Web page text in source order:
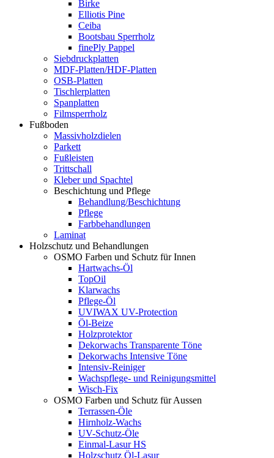
Birke
Elliotis Pine
Ceiba
Bootsbau Sperrholz
finePly Pappel
Siebdruckplatten
MDF-Platten/HDF-Platten
OSB-Platten
Tischlerplatten
Spanplatten
Filmsperrholz
Fußboden
Massivholzdielen
Parkett
Fußleisten
Trittschall
Kleber und Spachtel
Beschichtung und Pflege
Behandlung/Beschichtung
Pflege
Farbbehandlungen
Laminat
Holzschutz und Behandlungen
OSMO Farben und Schutz für Innen
Hartwachs-Öl
TopOil
Klarwachs
Pflege-Öl
UVIWAX UV-Protection
Öl-Beize
Holzprotektor
Dekorwachs Transparente Töne
Dekorwachs Intensive Töne
Intensiv-Reiniger
Wachspflege- und Reinigungsmittel
Wisch-Fix
OSMO Farben und Schutz für Aussen
Terrassen-Öle
Hirnholz-Wachs
UV-Schutz-Öle
Einmal-Lasur HS
Holzschutz Öl-Lasur